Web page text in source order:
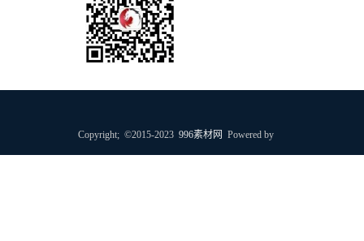
Copyright; ©2015-2023 996素材网 Powered by